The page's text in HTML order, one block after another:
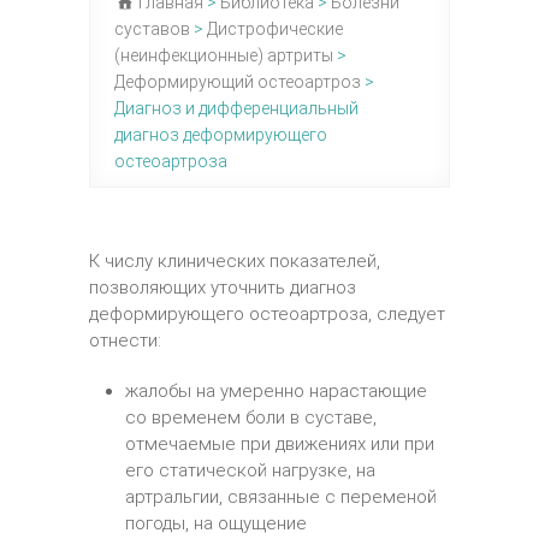
суставов > Дистрофические
(неинфекционные) артриты >
Деформирующий остеоартроз >
Диагноз и дифференциальный
диагноз деформирующего
остеоартроза
К числу клинических показателей,
позволяющих уточнить диагноз
деформирующего остеоартроза, следует
отнести:
жалобы на умеренно нарастающие
со временем боли в суставе,
отмечаемые при движениях или при
его статической нагрузке, на
артральгии, связанные с переменой
погоды, на ощущение